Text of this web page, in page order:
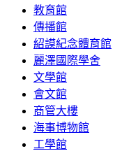
教育館
傳播館
紹謨紀念體育館
麗澤國際學舍
文學館
會文館
商管大樓
海事博物館
工學館